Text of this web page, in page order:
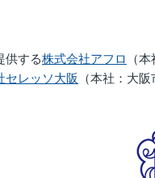
供する株式会社アフロ
（
セレッソ大阪
（本社：大